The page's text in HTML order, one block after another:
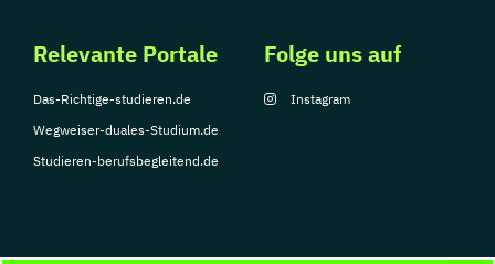
Relevante Portale
Das-Richtige-studieren.de
Wegweiser-duales-Studium.de
Studieren-berufsbegleitend.de
Folge uns auf
Instagram